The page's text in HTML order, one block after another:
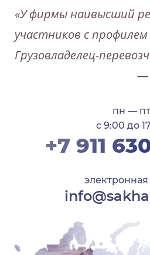
«У фирмы наивысший
участников с профилем
Грузовладелец-
—
пн — пт
с 9:00 до
+7 911
электронная